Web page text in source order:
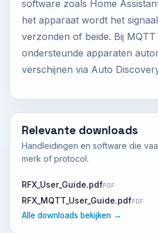
software zoals Home
het apparaat wordt het
verzonden of beide. Bij
ondersteunde apparaten
verschijnen via Auto
Relevante downloads
Handleidingen en software die
merk of protocol.
RFX_User_Guide.pdfPDF
RFX_MQTT_User_Guide.pdfPDF
Alle downloads bekijken →